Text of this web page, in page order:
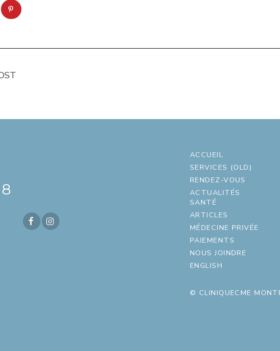
ACCUEIL
SERVICES (OLD)
RENDEZ-VOUS
ACTUALITÉS
SANTÉ
ARTICLES
MÉDECINE PRIVÉE
PAIEMENTS
NOUS JOINDRE
ENGLISH
© CLINIQUECME